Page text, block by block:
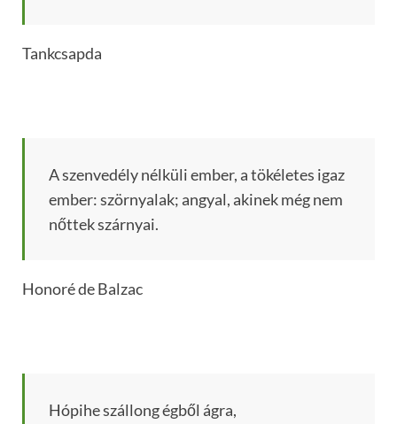
Tankcsapda
A szenvedély nélküli ember, a tökéletes igaz
ember: szörnyalak; angyal, akinek még nem
nőttek szárnyai.
Honoré de Balzac
Hópihe szállong égből ágra,